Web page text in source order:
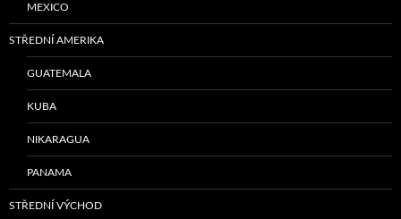
MEXICO
STŘEDNÍ AMERIKA
GUATEMALA
KUBA
NIKARAGUA
PANAMA
STŘEDNÍ VÝCHOD